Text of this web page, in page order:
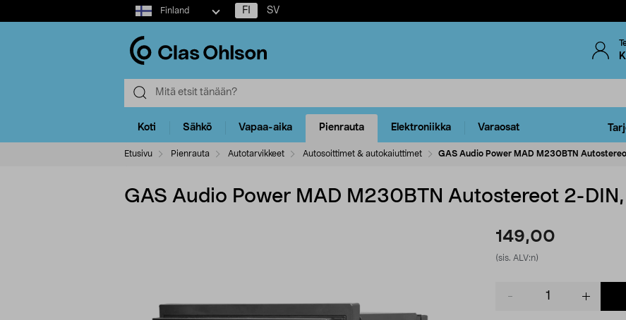
Select
market
Finland FI SV
Koti Sähkö Vapaa-aika Pienrauta Elektroniikka Varaosat
Etusivu Pienrauta Autotarvikkeet Autosoittimet & autokaiuttimet GAS Audio Power MAD M230BTN
GAS Audio Power MAD M230BTN Autostereot 2-DIN,
149,00
(sis. ALV:n)